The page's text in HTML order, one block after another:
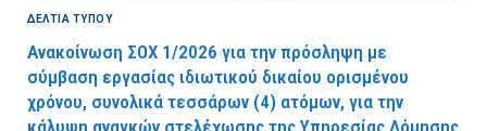
ΔΕΛΤΙΑ ΤΥΠΟΥ
Ανακοίνωση ΣΟΧ 1/2026 για την πρόσληψη με
σύμβαση εργασίας ιδιωτικού δικαίου ορισμένου
χρόνου, συνολικά τεσσάρων (4) ατόμων, για την
κάλυψη αναγκών στελέχωσης της Υπηρεσίας Δόμησης